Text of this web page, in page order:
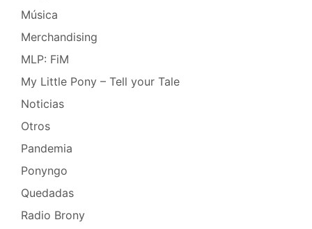
Música
Merchandising
MLP: FiM
My Little Pony – Tell your Tale
Noticias
Otros
Pandemia
Ponyngo
Quedadas
Radio Brony